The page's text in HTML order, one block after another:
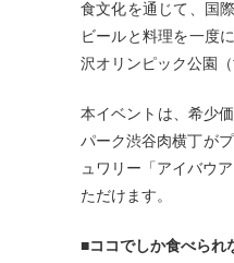
食文化を通じて、国
ビールと料理を一度
沢オリンピック公園
本イベントは、希少
パーク渋谷肉横丁が
ュワリー「アイバウ
ただけます。
■ココでしか食べられ